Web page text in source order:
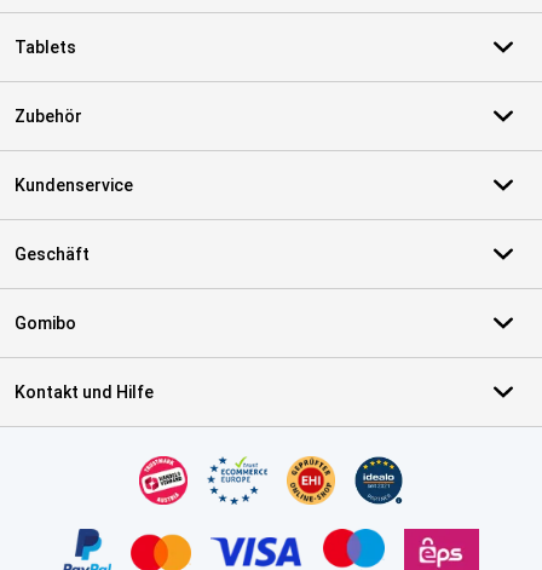
Tablets
Zubehör
Kundenservice
Geschäft
Gomibo
Kontakt und Hilfe